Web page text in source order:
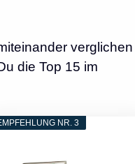
verglichen
die Top 15 im
NR. 3